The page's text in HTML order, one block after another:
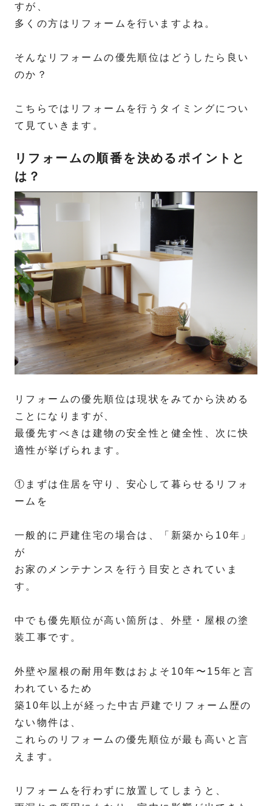
すが、
多くの方はリフォームを行いますよね。
そんなリフォームの優先順位はどうしたら良い
のか？
こちらではリフォームを行うタイミングについ
て見ていきます。
リフォームの順番を決めるポイントと
は？
リフォームの優先順位は現状をみてから決める
ことになりますが、
最優先すべきは建物の安全性と健全性、次に快
適性が挙げられます。
①まずは住居を守り、安心して暮らせるリフォ
ームを
一般的に戸建住宅の場合は、「新築から10年」
が
お家のメンテナンスを行う目安とされていま
す。
中でも優先順位が高い箇所は、外壁・屋根の塗
装工事です。
外壁や屋根の耐用年数はおよそ10年〜15年と言
われているため
築10年以上が経った中古戸建でリフォーム歴の
ない物件は、
これらのリフォームの優先順位が最も高いと言
えます。
リフォームを行わずに放置してしまうと、